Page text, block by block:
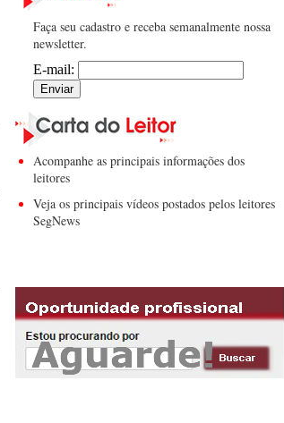
Faça seu cadastro e receba semanalmente nossa
newsletter.
E-mail:
Acompanhe as principais informações dos
leitores
Veja os principais vídeos postados pelos leitores
SegNews